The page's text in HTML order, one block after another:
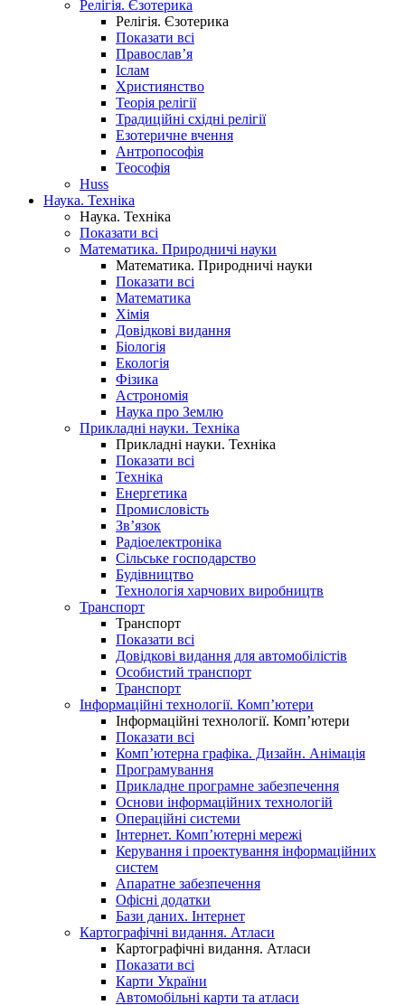
Релігія. Єзотерика
Релігія. Єзотерика
Показати всі
Православ’я
Іслам
Християнство
Теорія релігії
Традиційні східні релігії
Езотеричне вчення
Антропософія
Теософія
Huss
Наука. Техніка
Наука. Техніка
Показати всі
Математика. Природничі науки
Математика. Природничі науки
Показати всі
Математика
Хімія
Довідкові видання
Біологія
Екологія
Фізика
Астрономія
Наука про Землю
Прикладні науки. Техніка
Прикладні науки. Техніка
Показати всі
Техніка
Енергетика
Промисловість
Зв’язок
Радіоелектроніка
Сільське господарство
Будівництво
Технологія харчових виробництв
Транспорт
Транспорт
Показати всі
Довідкові видання для автомобілістів
Особистий транспорт
Транспорт
Інформаційні технології. Комп’ютери
Інформаційні технології. Комп’ютери
Показати всі
Комп’ютерна графіка. Дизайн. Анімація
Програмування
Прикладне програмне забезпечення
Основи інформаційних технологій
Операційні системи
Інтернет. Комп’ютерні мережі
Керування і проектування інформаційних
систем
Апаратне забезпечення
Офісні додатки
Бази даних. Інтернет
Картографічні видання. Атласи
Картографічні видання. Атласи
Показати всі
Карти України
Автомобільні карти та атласи